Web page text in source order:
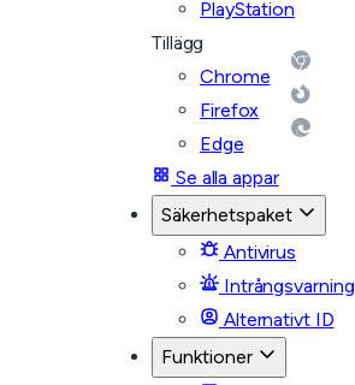
PlayStation
Tillägg
Chrome
Firefox
Edge
Se alla appar
Säkerhetspaket
Antivirus
Intrångsvarning
Alternativt ID
Funktioner